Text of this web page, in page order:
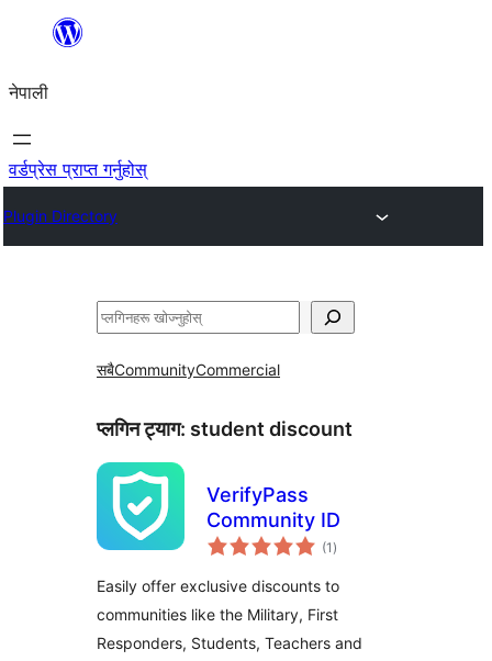
सामग्रीमा
नेपाली
वर्डप्रेस प्राप्त गर्नुहोस्
Plugin Directory
खोज्नुहोस्
सबैCommunityCommercial
प्लगिन ट्याग: student discount
VerifyPass
Community ID
(1 कुल
रेटिङ्गहरू
)
Easily offer exclusive discounts to
communities like the Military, First
Responders, Students, Teachers and